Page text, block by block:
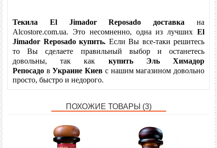
Текила El Jimador Reposado доставка на
Alcostore.com.ua. Это несомненно, одна из лучших El
Jimador Reposado купить. Если Вы все-таки решитесь
то Вы сделаете правильный выбор и останетесь
довольны, так как купить Эль Химадор
Репосадо вУкраине Киев с нашим магазином довольно
просто, быстро и недорого.
ПОХОЖИЕ ТОВАРЫ (3)